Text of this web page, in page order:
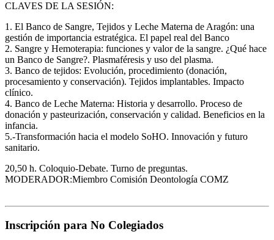
CLAVES DE LA SESIÓN:
1. El Banco de Sangre, Tejidos y Leche Materna de Aragón: una
gestión de importancia estratégica. El papel real del Banco
2. Sangre y Hemoterapia: funciones y valor de la sangre. ¿Qué hace
un Banco de Sangre?. Plasmaféresis y uso del plasma.
3. Banco de tejidos: Evolución, procedimiento (donación,
procesamiento y conservación). Tejidos implantables. Impacto
clínico.
4. Banco de Leche Materna: Historia y desarrollo. Proceso de
donación y pasteurización, conservación y calidad. Beneficios en la
infancia.
5.-Transformación hacia el modelo SoHO. Innovación y futuro
sanitario.
20,50 h. Coloquio-Debate. Turno de preguntas.
MODERADOR:Miembro Comisión Deontología COMZ
Inscripción para No Colegiados